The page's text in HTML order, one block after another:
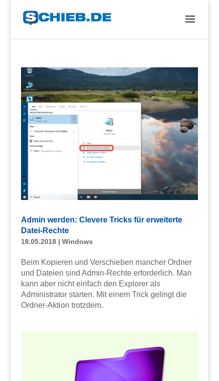
Admin werden: Clevere Tricks für erweiterte
Datei-Rechte
18.05.2018| Windows
Beim Kopieren und Verschieben mancher Ordner
und Dateien sind Admin-Rechte erforderlich. Man
kann aber nicht einfach den Explorer als
Administrator starten. Mit einem Trick gelingt die
Ordner-Aktion trotzdem.